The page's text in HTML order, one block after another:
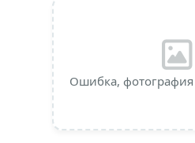
Ошибка,